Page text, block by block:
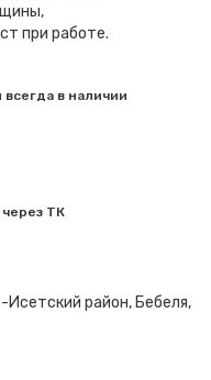
при работе.
в наличии
ТК
Исетский район, Бебеля,